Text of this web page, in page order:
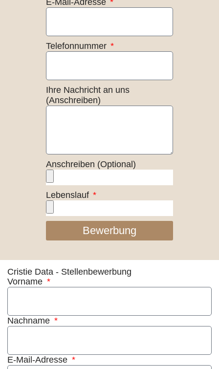
E-Mail-Adresse
Telefonnummer
Ihre Nachricht an uns
(Anschreiben)
Anschreiben (Optional)
Lebenslauf
Bewerbung
Cristie Data - Stellenbewerbung
Vorname
Nachname
E-Mail-Adresse